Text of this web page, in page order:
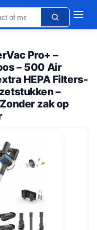
Pro+ –
– 500 Air
HEPA Filters-
–
zak op